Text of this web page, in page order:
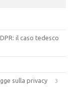
il caso tedesco
sulla privacy
3